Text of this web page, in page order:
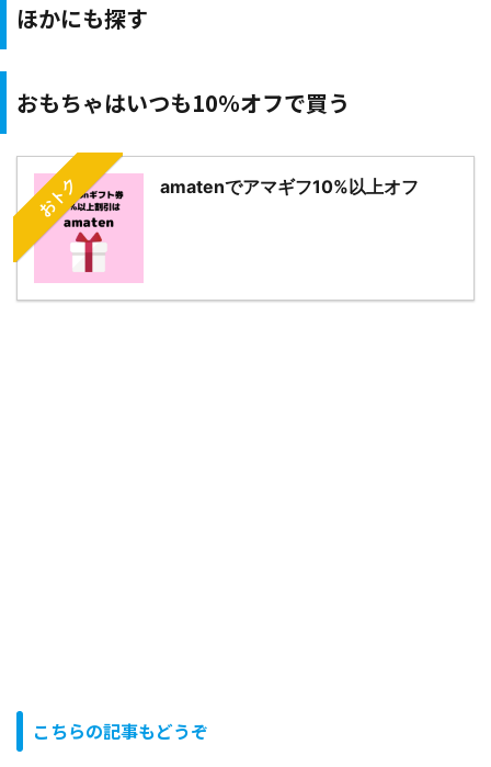
ほかにも探す
おもちゃはいつも10％オフで買う
おトク amatenでアマギフ10%以上オフ
こちらの記事もどうぞ